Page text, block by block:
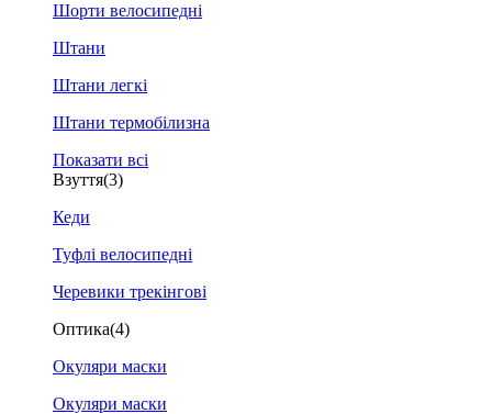
Шорти велосипедні
Штани
Штани легкі
Штани термобілизна
Показати всі
Взуття(3)
Кеди
Туфлі велосипедні
Черевики трекінгові
Оптика(4)
Окуляри маски
Окуляри маски